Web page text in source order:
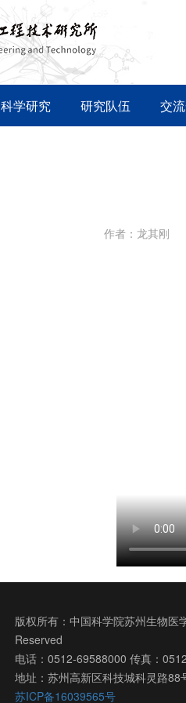
科学研究 研究队伍 交
作者：龙其刚
版权所有：中国科学院苏州生物
Reserved
电话：0512-69588000 传真：
地址：苏州高新区科技城科灵路88
苏ICP备16039565号